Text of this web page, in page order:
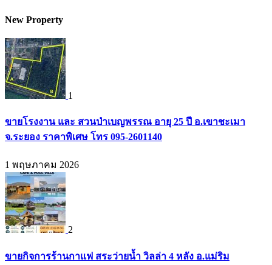
New Property
1
ขายโรงงาน และ สวนป่าเบญพรรณ อายุ 25 ปี อ.เขาชะเมา
จ.ระยอง ราคาพิเศษ โทร 095-2601140
1 พฤษภาคม 2026
2
ขายกิจการร้านกาแฟ สระว่ายน้ำ วิลล่า 4 หลัง อ.แม่ริม